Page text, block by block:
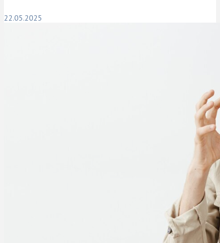
22.05.2025